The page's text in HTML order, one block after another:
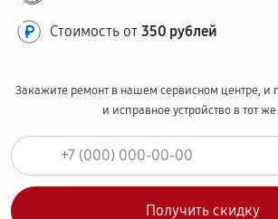
Стоимость от 350 рублей
Закажите ремонт в нашем сервисном центре, и
и исправное устройство в тот